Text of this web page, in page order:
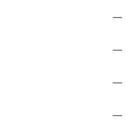
—
—
—
—